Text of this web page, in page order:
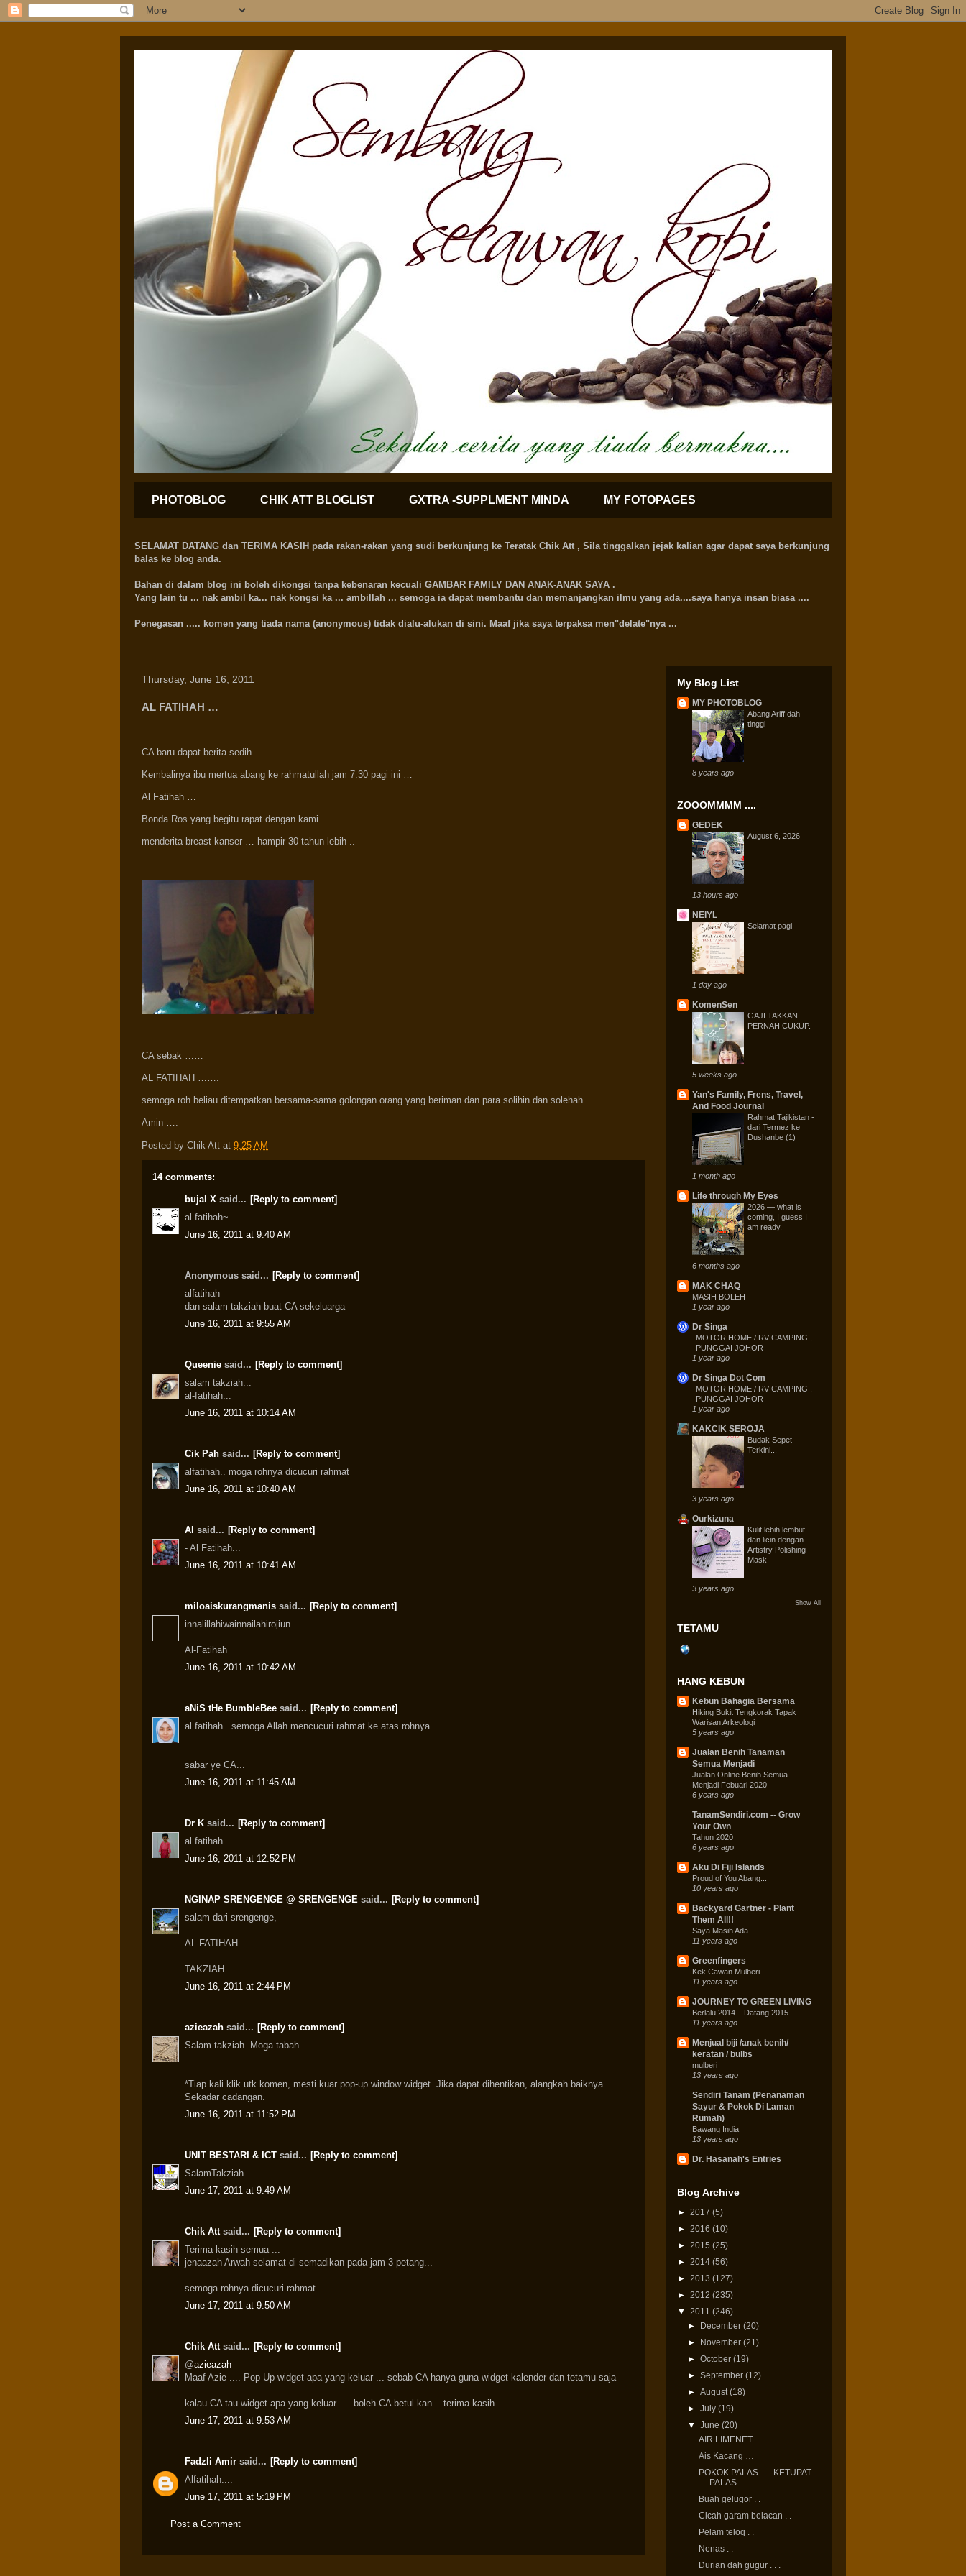
PHOTOBLOG CHIK ATT BLOGLIST GXTRA -SUPPLMENT MINDA MY FOTOPAGES
SELAMAT DATANG dan TERIMA KASIH pada rakan-rakan yang sudi berkunjung ke Teratak Chik Att , Sila tinggalkan jejak kalian agar dapat saya berkunjung
balas ke blog anda.
Bahan di dalam blog ini boleh dikongsi tanpa kebenaran kecuali GAMBAR FAMILY DAN ANAK-ANAK SAYA .
Yang lain tu ... nak ambil ka... nak kongsi ka ... ambillah ... semoga ia dapat membantu dan memanjangkan ilmu yang ada....saya hanya insan biasa ....
Penegasan ..... komen yang tiada nama (anonymous) tidak dialu-alukan di sini. Maaf jika saya terpaksa men"delate"nya ...
Thursday, June 16, 2011
AL FATIHAH …
CA baru dapat berita sedih …
Kembalinya ibu mertua abang ke rahmatullah jam 7.30 pagi ini …
Al Fatihah …
Bonda Ros yang begitu rapat dengan kami ….
menderita breast kanser … hampir 30 tahun lebih ..
CA sebak ……
AL FATIHAH …….
semoga roh beliau ditempatkan bersama-sama golongan orang yang beriman dan para solihin dan solehah …….
Amin ….
Posted by Chik Att at 9:25 AM
14 comments:
bujal X said... [Reply to comment]
al fatihah~
June 16, 2011 at 9:40 AM
Anonymous said... [Reply to comment]
alfatihah
dan salam takziah buat CA sekeluarga
June 16, 2011 at 9:55 AM
Queenie said... [Reply to comment]
salam takziah...
al-fatihah...
June 16, 2011 at 10:14 AM
Cik Pah said... [Reply to comment]
alfatihah.. moga rohnya dicucuri rahmat
June 16, 2011 at 10:40 AM
AI said... [Reply to comment]
- Al Fatihah...
June 16, 2011 at 10:41 AM
miloaiskurangmanis said... [Reply to comment]
innalillahiwainnailahirojiun
Al-Fatihah
June 16, 2011 at 10:42 AM
aNiS tHe BumbleBee said... [Reply to comment]
al fatihah...semoga Allah mencucuri rahmat ke atas rohnya...
sabar ye CA...
June 16, 2011 at 11:45 AM
Dr K said... [Reply to comment]
al fatihah
June 16, 2011 at 12:52 PM
NGINAP SRENGENGE @ SRENGENGE said... [Reply to comment]
salam dari srengenge,
AL-FATIHAH
TAKZIAH
June 16, 2011 at 2:44 PM
azieazah said... [Reply to comment]
Salam takziah. Moga tabah...
*Tiap kali klik utk komen, mesti kuar pop-up window widget. Jika dapat dihentikan, alangkah baiknya.
Sekadar cadangan.
June 16, 2011 at 11:52 PM
UNIT BESTARI & ICT said... [Reply to comment]
SalamTakziah
June 17, 2011 at 9:49 AM
Chik Attsaid... [Reply to comment]
Terima kasih semua ...
jenaazah Arwah selamat di semadikan pada jam 3 petang...
semoga rohnya dicucuri rahmat..
June 17, 2011 at 9:50 AM
Chik Attsaid... [Reply to comment]
@azieazah
Maaf Azie .... Pop Up widget apa yang keluar ... sebab CA hanya guna widget kalender dan tetamu saja
kalau CA tau widget apa yang keluar .... boleh CA betul kan... terima kasih ....
June 17, 2011 at 9:53 AM
Fadzli Amir said... [Reply to comment]
Alfatihah....
June 17, 2011 at 5:19 PM
Post a Comment
My Blog List
MY PHOTOBLOG
Abang Ariff dah
tinggi
8 years ago
ZOOOMMMM ....
GEDEK
August 6, 2026
13 hours ago
NEIYL
Selamat pagi
1 day ago
KomenSen
GAJI TAKKAN
PERNAH CUKUP.
5 weeks ago
Yan's Family, Frens, Travel,
And Food Journal
Rahmat Tajikistan -
dari Termez ke
Dushanbe (1)
1 month ago
Life through My Eyes
2026 — what is
coming, I guess I
am ready.
6 months ago
MAK CHAQ
MASIH BOLEH
1 year ago
Dr Singa
MOTOR HOME / RV CAMPING ,
PUNGGAI JOHOR
1 year ago
Dr Singa Dot Com
MOTOR HOME / RV CAMPING ,
PUNGGAI JOHOR
1 year ago
KAKCIK SEROJA
Budak Sepet
Terkini...
3 years ago
Ourkizuna
Kulit lebih lembut
dan licin dengan
Artistry Polishing
Mask
3 years ago
Show All
TETAMU
HANG KEBUN
Kebun Bahagia Bersama
Hiking Bukit Tengkorak Tapak
Warisan Arkeologi
5 years ago
Jualan Benih Tanaman
Semua Menjadi
Jualan Online Benih Semua
Menjadi Febuari 2020
6 years ago
TanamSendiri.com -- Grow
Your Own
Tahun 2020
6 years ago
Aku Di Fiji Islands
Proud of You Abang...
10 years ago
Backyard Gartner - Plant
Them All!!
Saya Masih Ada
11 years ago
Greenfingers
Kek Cawan Mulberi
11 years ago
JOURNEY TO GREEN LIVING
Berlalu 2014....Datang 2015
11 years ago
Menjual biji /anak benih/
keratan / bulbs
mulberi
13 years ago
Sendiri Tanam (Penanaman
Sayur & Pokok Di Laman
Rumah)
Bawang India
13 years ago
Dr. Hasanah's Entries
Blog Archive
► 2017 (5)
► 2016 (10)
► 2015 (25)
► 2014 (56)
► 2013 (127)
► 2012 (235)
▼ 2011 (246)
►
December(20)
►
November(21)
►October(19)
►September(12)
►August(18)
►July(19)
▼June(20)
AIR LIMENET ….
Ais Kacang …
POKOK PALAS …. KETUPAT
PALAS
Buah gelugor . .
Cicah garam belacan . .
Pelam teloq . .
Nenas . .
Durian dah gugur . . .